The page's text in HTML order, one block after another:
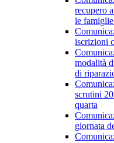
recupero
le
iscrizioni
modalità
di
scrutini
quarta
giornata